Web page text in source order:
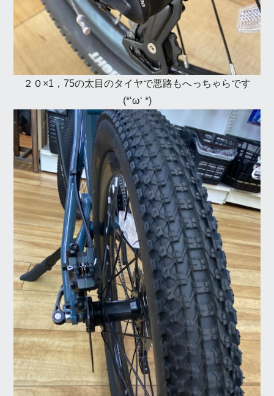
２０×1，75の太目のタイヤで悪路もへっちゃらです
(*‘ω‘ *)